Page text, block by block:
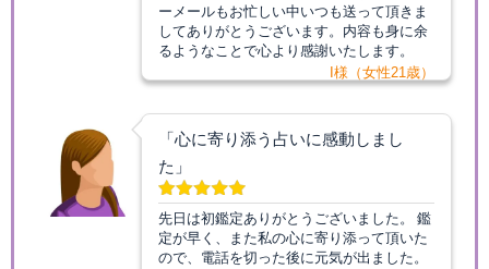
ーメールもお忙しい中いつも送って頂きま
してありがとうございます。内容も身に余
るようなことで心より感謝いたします。
I様（女性21歳）
「心に寄り添う占いに感動しまし
た」
先日は初鑑定ありがとうございました。 鑑
定が早く、また私の心に寄り添って頂いた
ので、電話を切った後に元気が出ました。